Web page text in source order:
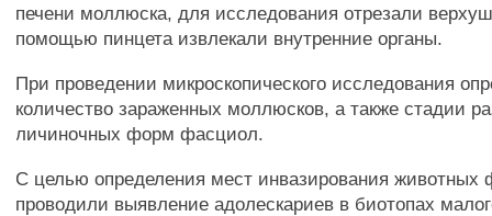
печени моллюска, для исследования отрезали
помощью пинцета извлекали внутренние органы.
При проведении микроскопического исследования
количество зараженных моллюсков, а также стадии
личиночных форм фасциол.
С целью определения мест инвазирования
проводили выявление адолескариев в биотопах